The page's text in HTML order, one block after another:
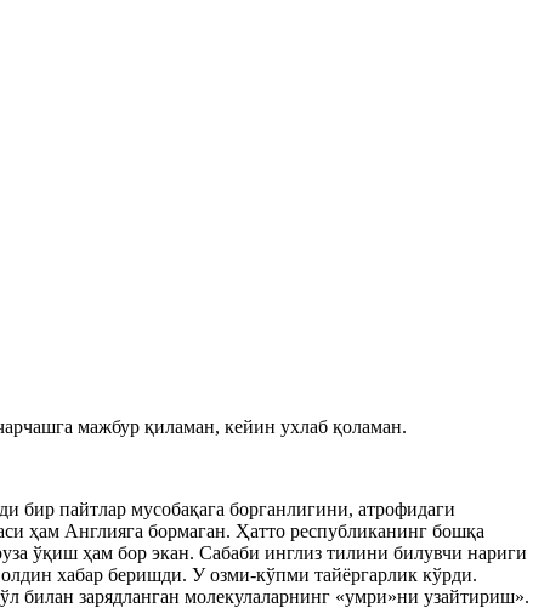
мажбур қиламан, кейин ухлаб қоламан.
бир пайтлар мусобақага борганлигини, атрофидаги
ҳам Англияга бормаган. Ҳатто республиканинг бошқа
ўқиш ҳам бор экан. Сабаби инглиз тилини билувчи нариги
хабар беришди. У озми-кўпми тайёргарлик кўрди.
билан зарядланган молекулаларнинг «умри»ни узайтириш».